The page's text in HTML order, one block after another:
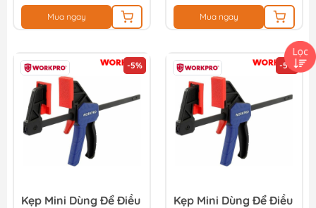
Mua ngay Mua ngay
-5%
Kẹp Mini Dùng Để Điều
-5%
Kẹp Mini Dùng Để Điều